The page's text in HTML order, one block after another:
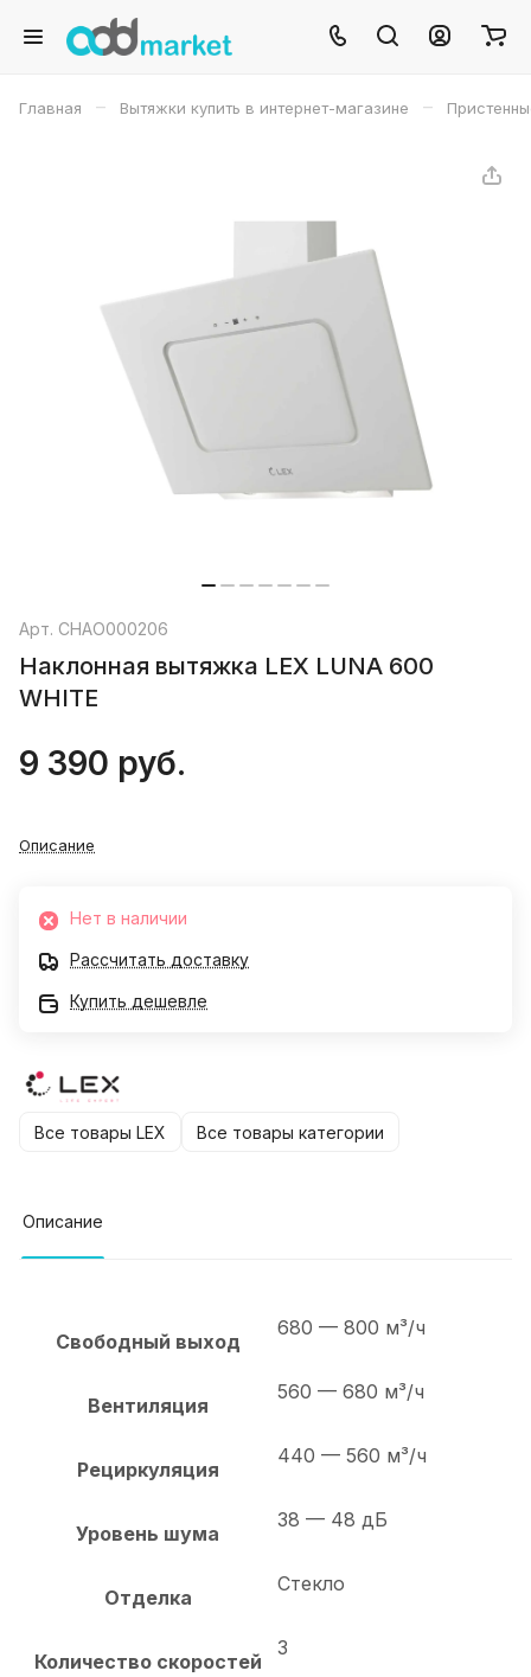
Главная – Вытяжки купить в интернет-магазине –
Арт. CHAO000206
Наклонная вытяжка LEX LUNA 600
WHITE
9 390 руб.
Описание
Нет в наличии
Рассчитать доставку
Купить дешевле
Все товары LEX Все товары категории
Описание
Свободный выход
680 — 800 м³/ч
Вентиляция
560 — 680 м³/ч
Рециркуляция
440 — 560 м³/ч
Уровень шума
38 — 48 дБ
Отделка
Стекло
Количество скоростей
3